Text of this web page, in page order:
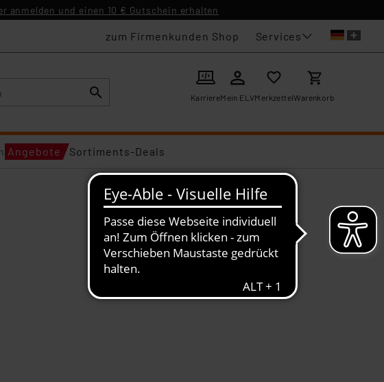
anmelden und einen 10 € Gutschein erhalten
zum Firmenkunden Shop Services
KarriereMein ELVMerkzettelWarenkorb
Angebote Sortiments-Deals